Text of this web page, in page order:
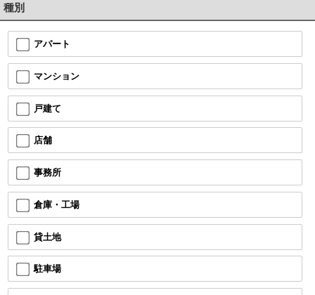
種別
アパート
マンション
戸建て
店舗
事務所
倉庫・工場
貸土地
駐車場